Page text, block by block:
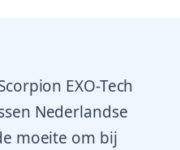
EXO-Tech
Nederlandse
moeite om bij